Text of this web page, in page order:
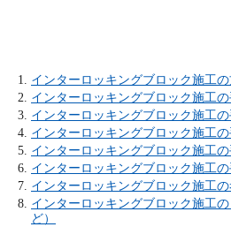
インターロッキングブロック施工
インターロッキングブロック施工
インターロッキングブロック施工
インターロッキングブロック施工
インターロッキングブロック施工
インターロッキングブロック施工
インターロッキングブロック施工
インターロッキングブロック施工
ど）